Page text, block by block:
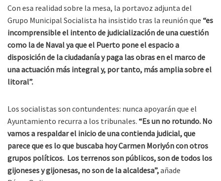
Con esa realidad sobre la mesa, la portavoz adjunta del
Grupo Municipal Socialista ha insistido tras la reunión que “es
incomprensible el intento de judicialización de una cuestión
como la de Naval ya que el Puerto pone el espacio a
disposición de la ciudadanía y paga las obras en el marco de
una actuación más integral y, por tanto, más amplia sobre el
litoral”.
Los socialistas son contundentes: nunca apoyarán que el
Ayuntamiento recurra a los tribunales. “Es un no rotundo. No
vamos a respaldar el inicio de una contienda judicial, que
parece que es lo que buscaba hoy Carmen Moriyón con otros
grupos políticos. Los terrenos son públicos, son de todos los
gijoneses y gijonesas, no son de la alcaldesa”,añade